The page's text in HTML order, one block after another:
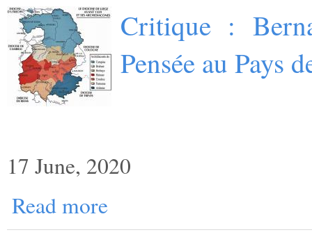
Critique :
Pensée au Pays
17 June, 2020
Read more